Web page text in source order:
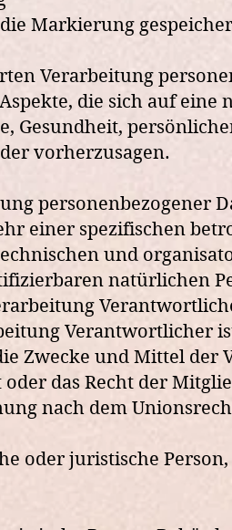
Markierung
Verarbeitung
die sich auf
Gesundheit,
vorherzusagen.
personenbezogener
einer spezifischen
und
natürlichen
Verantwortlicher
Zwecke und Mittel der
das Recht der
nach dem
oder juristische